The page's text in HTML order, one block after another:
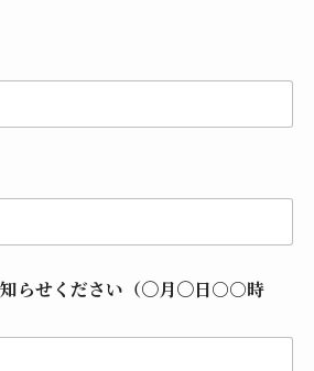
らせください（〇月〇日○○時